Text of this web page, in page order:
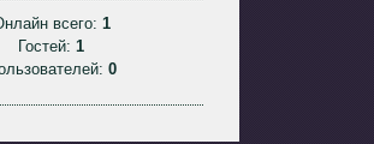
всего: 1
Гостей:1
0